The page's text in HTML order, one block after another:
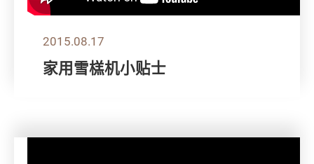
2015.08.17
家用雪榚机小贴士